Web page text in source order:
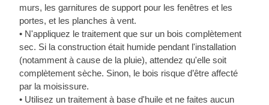
murs, les garnitures de support pour les fenêtres et les
portes, et les planches à vent.
• N'appliquez le traitement que sur un bois complètement
sec. Si la construction était humide pendant l'installation
(notamment à cause de la pluie), attendez qu'elle soit
complètement sèche. Sinon, le bois risque d’être affecté
par la moisissure.
• Utilisez un traitement à base d'huile et ne faites aucun